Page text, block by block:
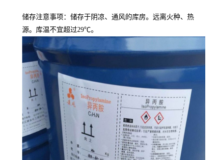
储存注意事项：储存于阴凉、通风的库房。远离火种、热
源。库温不宜超过29℃。